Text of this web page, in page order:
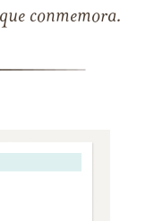
conmemora.